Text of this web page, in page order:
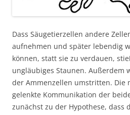
Dass Säugetierzellen andere
aufnehmen und später lebendig
können, statt sie zu verdauen,
ungläubiges Staunen. Außerdem
der Ammenzellen umstritten. Die
gelenkte Kommunikation der
zunächst zu der Hypothese, dass